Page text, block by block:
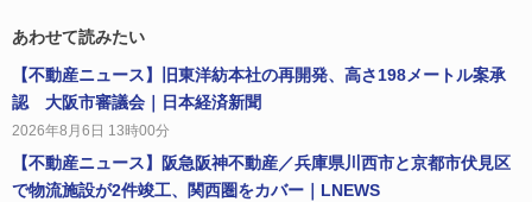
あわせて読みたい
【不動産ニュース】旧東洋紡本社の再開発、高さ198メートル案承
認 大阪市審議会｜日本経済新聞
2026年8月6日 13時00分
【不動産ニュース】阪急阪神不動産／兵庫県川西市と京都市伏見区
で物流施設が2件竣工、関西圏をカバー｜LNEWS